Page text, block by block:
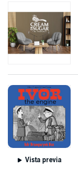
Vista previa